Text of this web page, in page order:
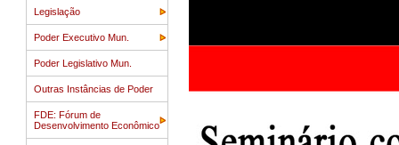
Legislação
Poder Executivo Mun.
Poder Legislativo Mun.
Outras Instâncias de Poder
FDE: Fórum de
Desenvolvimento Econômico